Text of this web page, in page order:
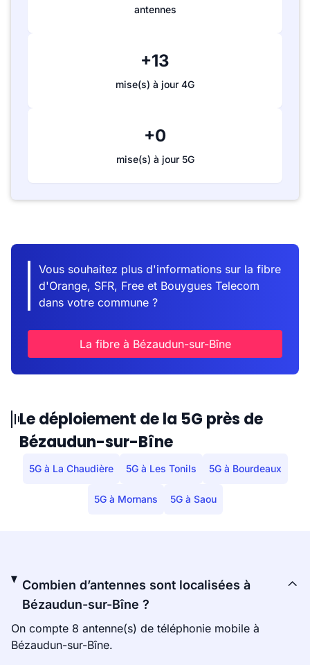
antennes
+13
mise(s) à jour 4G
+0
mise(s) à jour 5G
Vous souhaitez plus d'informations sur la fibre
d'Orange, SFR, Free et Bouygues Telecom
dans votre commune ?
La fibre à Bézaudun-sur-Bîne
Le déploiement de la 5G près de
Bézaudun-sur-Bîne
5G à La Chaudière 5G à Les Tonils 5G à Bourdeaux
5G à Mornans 5G à Saou
Combien d’antennes sont localisées à
Bézaudun-sur-Bîne ?
On compte 8 antenne(s) de téléphonie mobile à
Bézaudun-sur-Bîne.